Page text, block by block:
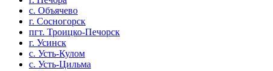
с. Объячево
г. Сосногорск
пгт. Троицко-Печорск
г. Усинск
с. Усть-Кулом
с. Усть-Цильма